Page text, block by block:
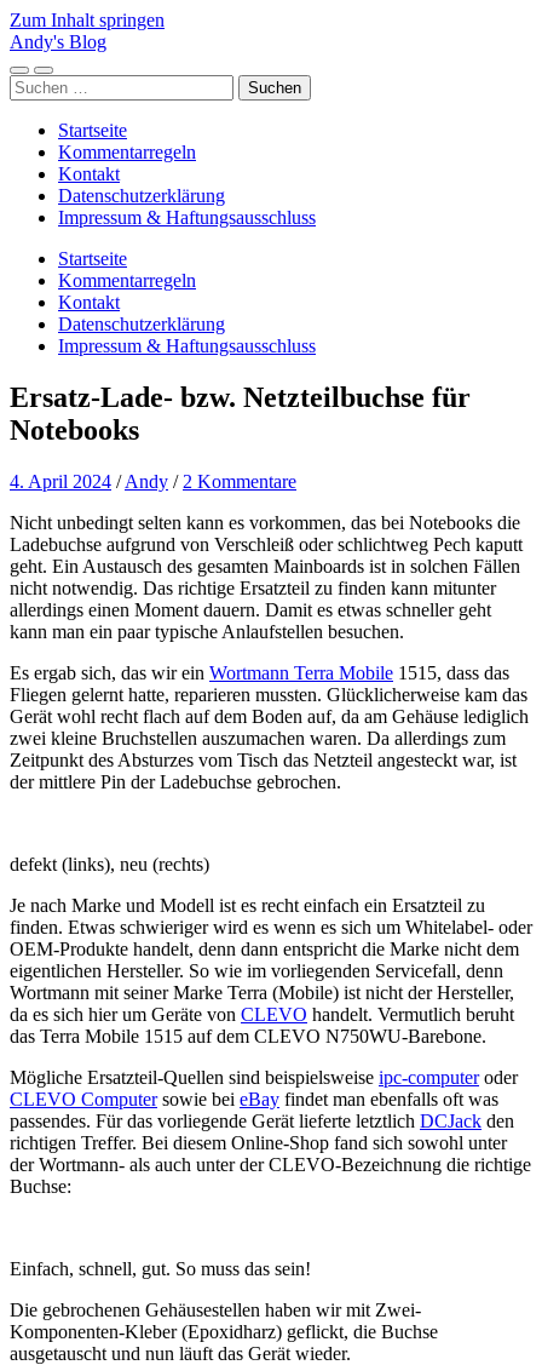
Zum Inhalt springen
Andy's Blog
Mobile-
Menü
Suchfeld
ein-/ausblenden
Suchen
nach:
Startseite
Kommentarregeln
Kontakt
Datenschutzerklärung
Impressum & Haftungsausschluss
Startseite
Kommentarregeln
Kontakt
Datenschutzerklärung
Impressum & Haftungsausschluss
Ersatz-Lade- bzw. Netzteilbuchse für
Notebooks
4. April 2024 /Andy / 2 Kommentare
Nicht unbedingt selten kann es vorkommen, das bei Notebooks die
Ladebuchse aufgrund von Verschleiß oder schlichtweg Pech kaputt
geht. Ein Austausch des gesamten Mainboards ist in solchen Fällen
nicht notwendig. Das richtige Ersatzteil zu finden kann mitunter
allerdings einen Moment dauern. Damit es etwas schneller geht
kann man ein paar typische Anlaufstellen besuchen.
Es ergab sich, das wir ein Wortmann Terra Mobile 1515, dass das
Fliegen gelernt hatte, reparieren mussten. Glücklicherweise kam das
Gerät wohl recht flach auf dem Boden auf, da am Gehäuse lediglich
zwei kleine Bruchstellen auszumachen waren. Da allerdings zum
Zeitpunkt des Absturzes vom Tisch das Netzteil angesteckt war, ist
der mittlere Pin der Ladebuchse gebrochen.
defekt (links), neu (rechts)
Je nach Marke und Modell ist es recht einfach ein Ersatzteil zu
finden. Etwas schwieriger wird es wenn es sich um Whitelabel- oder
OEM-Produkte handelt, denn dann entspricht die Marke nicht dem
eigentlichen Hersteller. So wie im vorliegenden Servicefall, denn
Wortmann mit seiner Marke Terra (Mobile) ist nicht der Hersteller,
da es sich hier um Geräte von CLEVO handelt. Vermutlich beruht
das Terra Mobile 1515 auf dem CLEVO N750WU-Barebone.
Mögliche Ersatzteil-Quellen sind beispielsweise ipc-computeroder
CLEVO Computersowie bei eBay findet man ebenfalls oft was
passendes. Für das vorliegende Gerät lieferte letztlich DCJack den
richtigen Treffer. Bei diesem Online-Shop fand sich sowohl unter
der Wortmann- als auch unter der CLEVO-Bezeichnung die richtige
Buchse:
Einfach, schnell, gut. So muss das sein!
Die gebrochenen Gehäusestellen haben wir mit Zwei-
Komponenten-Kleber (Epoxidharz) geflickt, die Buchse
ausgetauscht und nun läuft das Gerät wieder.